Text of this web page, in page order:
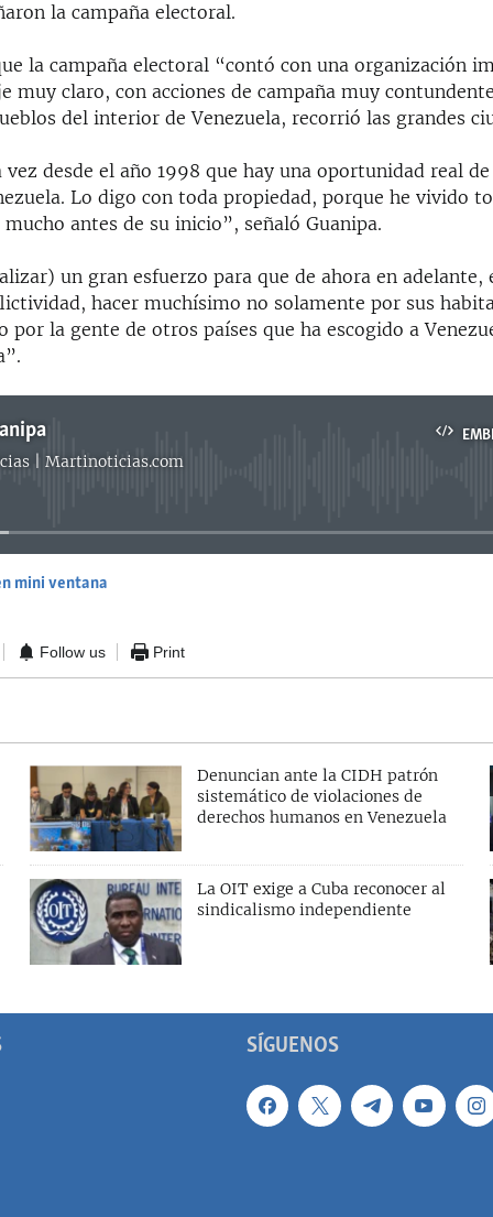
la campaña electoral.
la campaña electoral “contó con una organización
muy claro, con acciones de campaña muy
del interior de Venezuela, recorrió las grandes
vez desde el año 1998 que hay una oportunidad real
Lo digo con toda propiedad, porque he vivido
mucho antes de su inicio”, señaló Guanipa.
un gran esfuerzo para que de ahora en adelante,
hacer muchísimo no solamente por sus
por la gente de otros países que ha escogido a
| Martinoticias.com
No media source currently available
mini ventana
Follow us Print
Denuncian ante la CIDH patrón
sistemático de violaciones de
derechos humanos en Venezuela
La OIT exige a Cuba reconocer al
sindicalismo independiente
SÍGUENOS